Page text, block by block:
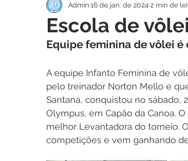
EM OBRAS
Escola de
Admin16 de jan. de 2024 2 min de
Equipe feminina de vôlei é
A equipe Infanto Feminina de
pelo treinador Norton Mello e
Santana, conquistou no sábado,
Olympus, em Capão da Canoa.
melhor Levantadora do torneio.
competições e vem ganhando